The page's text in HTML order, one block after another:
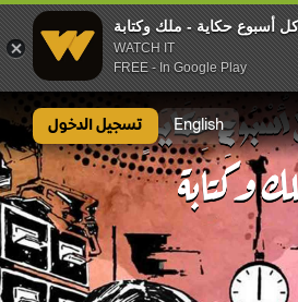
أسبوع حكاية - ملك وكتابة
WATCH IT
FREE - In Google Play
English تسجيل الدخول